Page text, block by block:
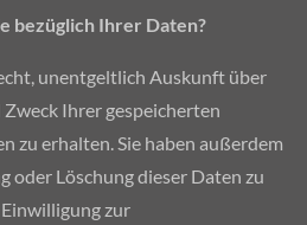
bezüglich Ihrer Daten?
unentgeltlich Auskunft über
Ihrer gespeicherten
zu erhalten. Sie haben außerdem
oder Löschung dieser Daten zu
zur